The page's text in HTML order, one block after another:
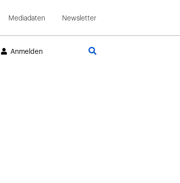
Mediadaten Newsletter
Anmelden